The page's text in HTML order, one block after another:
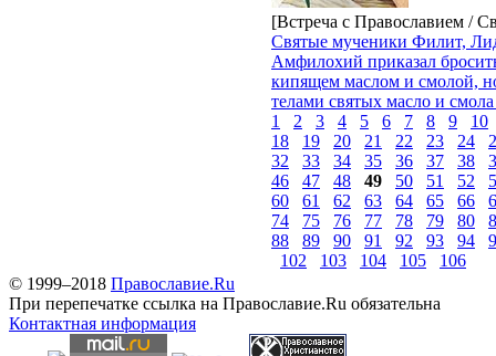
[Встреча с Православием /
Святые мученики Филит,
Амфилохий приказал
кипящем маслом и смолой,
телами святых масло и
1
2 3 4 5 6 7 8 9
10
18
19 20 21 22 23 24
32
33 34 35 36 37 38
46
47 48 49 50 51 52
60
61 62 63 64 65 66
74
75 76 77 78 79 80
88
89 90 91 92 93 94
102
103 104 105
106
© 1999–2018 Православие.Ru
При перепечатке ссылка на Православие.Ru обязательна
Контактная информация